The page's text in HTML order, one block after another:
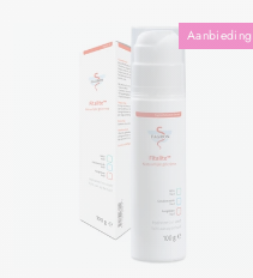
Aanbieding